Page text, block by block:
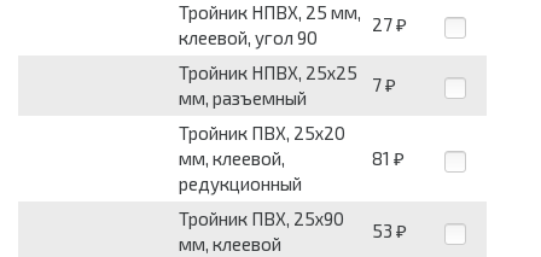
Тройник НПВХ, 25 мм,
клеевой, угол 90
27 ₽
Тройник НПВХ, 25x25
мм, разъемный
7 ₽
Тройник ПВХ, 25x20
мм, клеевой,
редукционный
81 ₽
Тройник ПВХ, 25x90
мм, клеевой
53 ₽